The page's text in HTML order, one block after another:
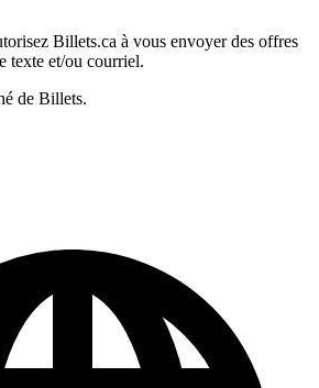
Billets.ca à vous envoyer des offres
texte et/ou courriel.
de Billets.